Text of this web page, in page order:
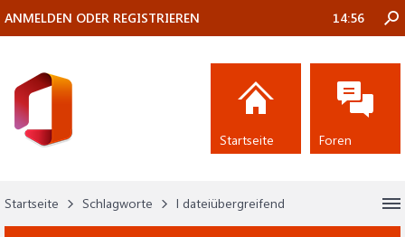
Startseite Schlagworte l dateiübergreifend
ANMELDEN ODER REGISTRIEREN 14:56
Startseite Foren